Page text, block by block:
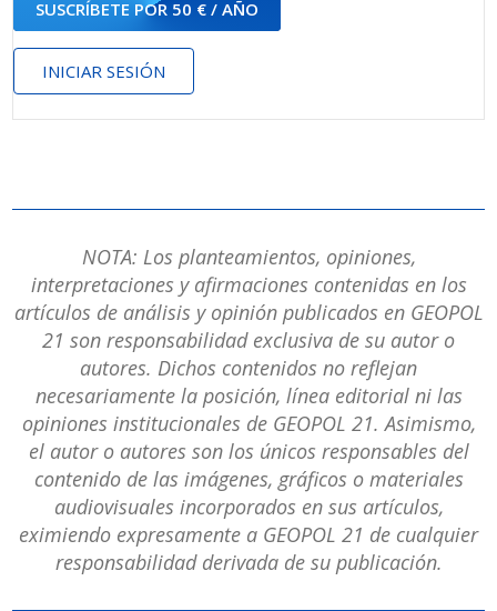
SUSCRÍBETE POR 50 € / AÑO
INICIAR SESIÓN
NOTA: Los planteamientos, opiniones,
interpretaciones y afirmaciones contenidas en los
artículos de análisis y opinión publicados en GEOPOL
21 son responsabilidad exclusiva de su autor o
autores. Dichos contenidos no reflejan
necesariamente la posición, línea editorial ni las
opiniones institucionales de GEOPOL 21. Asimismo,
el autor o autores son los únicos responsables del
contenido de las imágenes, gráficos o materiales
audiovisuales incorporados en sus artículos,
eximiendo expresamente a GEOPOL 21 de cualquier
responsabilidad derivada de su publicación.